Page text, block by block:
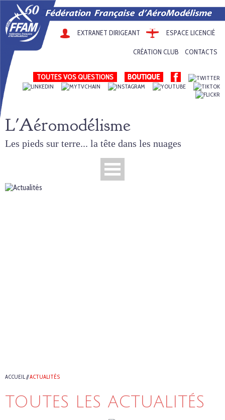
EXTRANET DIRIGEANT ESPACE LICENCIÉ
CRÉATION CLUB CONTACTS
TOUTES VOS QUESTIONS
L'Aéromodélisme
Les pieds sur terre... la tête dans les nuages
ACCUEIL//ACTUALITÉS
TOUTES LES ACTUALITÉS